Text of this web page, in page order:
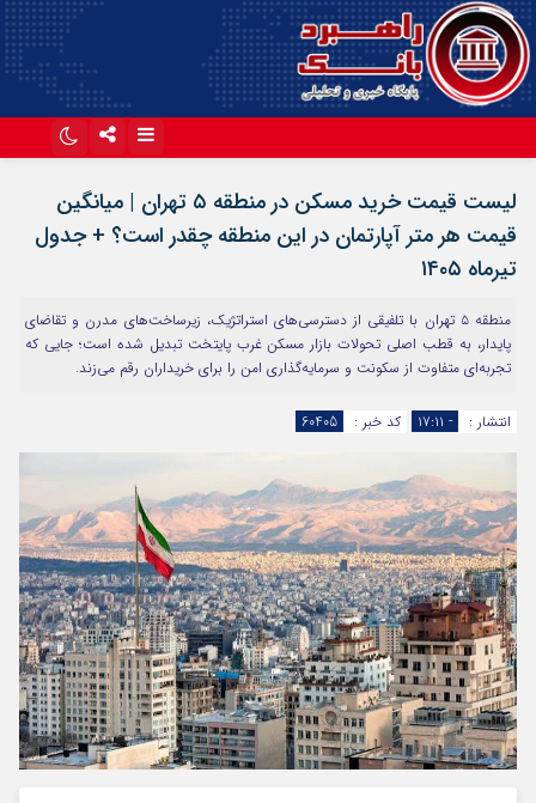
آپارات
لیست قیمت خرید مسکن در منطقه ۵ تهران | میانگین
قیمت هر متر آپارتمان در این منطقه چقدر است؟ + جدول
تیرماه ۱۴۰۵
منطقه ۵ تهران با تلفیقی از دسترسی‌های استراتژیک، زیرساخت‌های مدرن و تقاضای
پایدار، به قطب اصلی تحولات بازار مسکن غرب پایتخت تبدیل شده است؛ جایی که
تجربه‌ای متفاوت از سکونت و سرمایه‌گذاری امن را برای خریداران رقم می‌زند.
انتشار : - ۱۷:۱۱ کد خبر : 60405